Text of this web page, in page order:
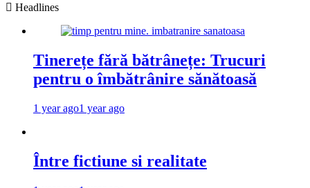
Headlines
Tinerețe fără bătrânețe: Trucuri
pentru o îmbătrânire sănătoasă
1 year ago1 year ago
Între fictiune si realitate